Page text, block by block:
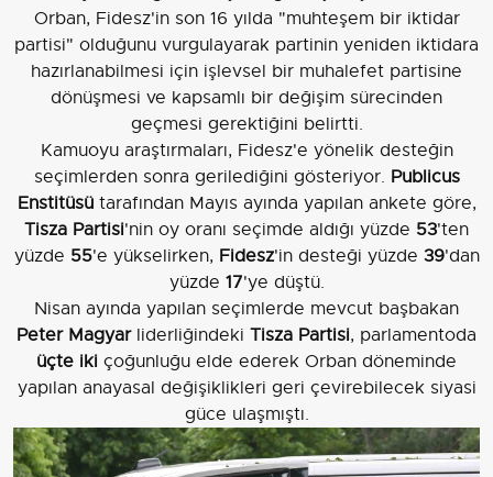
Orban, Fidesz'in son 16 yılda "muhteşem bir iktidar
partisi" olduğunu vurgulayarak partinin yeniden iktidara
hazırlanabilmesi için işlevsel bir muhalefet partisine
dönüşmesi ve kapsamlı bir değişim sürecinden
geçmesi gerektiğini belirtti.
Kamuoyu araştırmaları, Fidesz'e yönelik desteğin
seçimlerden sonra gerilediğini gösteriyor. Publicus
Enstitüsütarafından Mayıs ayında yapılan ankete göre,
Tisza Partisi'nin oy oranı seçimde aldığı yüzde 53'ten
yüzde 55'e yükselirken, Fidesz'in desteği yüzde 39'dan
yüzde 17'ye düştü.
Nisan ayında yapılan seçimlerde mevcut başbakan
Peter Magyarliderliğindeki Tisza Partisi, parlamentoda
üçte iki çoğunluğu elde ederek Orban döneminde
yapılan anayasal değişiklikleri geri çevirebilecek siyasi
güce ulaşmıştı.